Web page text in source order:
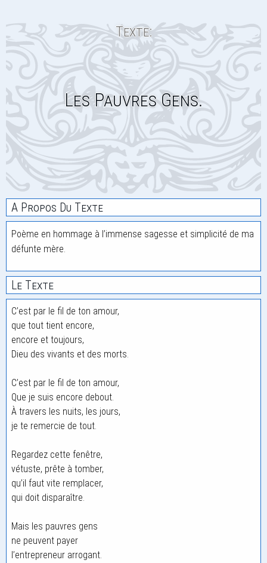
Texte:
Les Pauvres Gens.
A Propos Du Texte
Poème en hommage à l’immense sagesse et simplicité de ma
défunte mère.
Le Texte
C’est par le fil de ton amour,
que tout tient encore,
encore et toujours,
Dieu des vivants et des morts.
C’est par le fil de ton amour,
Que je suis encore debout.
À travers les nuits, les jours,
je te remercie de tout.
Regardez cette fenêtre,
vétuste, prête à tomber,
qu’il faut vite remplacer,
qui doit disparaître.
Mais les pauvres gens
ne peuvent payer
l’entrepreneur arrogant.